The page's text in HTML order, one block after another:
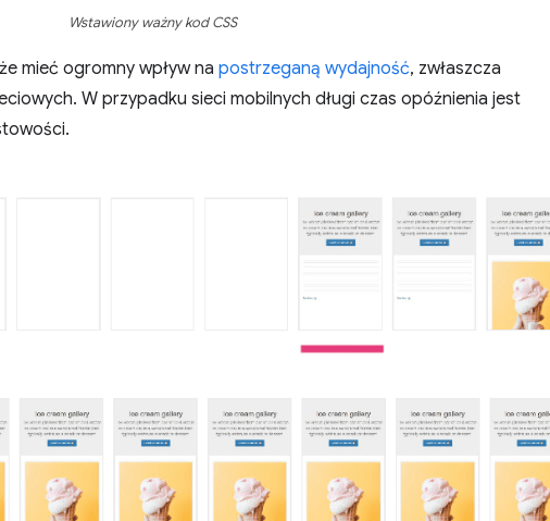
Wstawiony ważny kod CSS
mieć ogromny wpływ na postrzeganą wydajność, zwłaszcza
W przypadku sieci mobilnych długi czas opóźnienia jest